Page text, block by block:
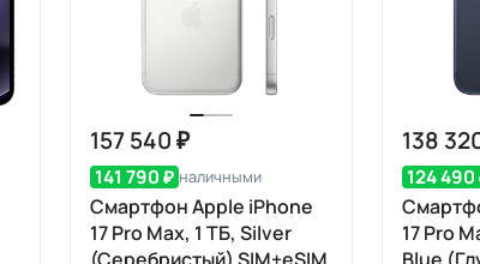
157 540 ₽
141 790 ₽ наличными
Смартфон Apple iPhone
17 Pro Max, 1 ТБ, Silver
138
124 490
17 Pro